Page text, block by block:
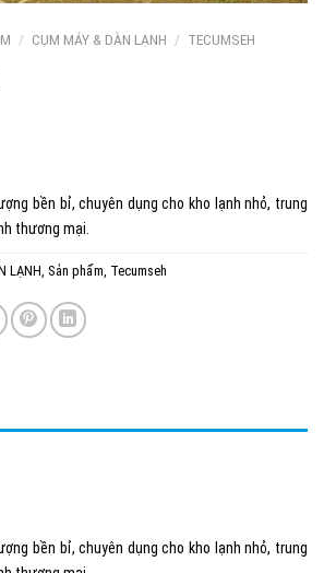
/ CỤM MÁY & DÀN LẠNH / TECUMSEH
bền bỉ, chuyên dụng cho kho lạnh nhỏ, trung
thương mại.
LẠNH Sản phẩm Tecumseh
bền bỉ, chuyên dụng cho kho lạnh nhỏ, trung